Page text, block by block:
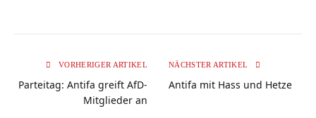
VORHERIGER ARTIKEL
Parteitag: Antifa greift AfD-
Mitglieder an
NÄCHSTER ARTIKEL
Antifa mit Hass und Hetze